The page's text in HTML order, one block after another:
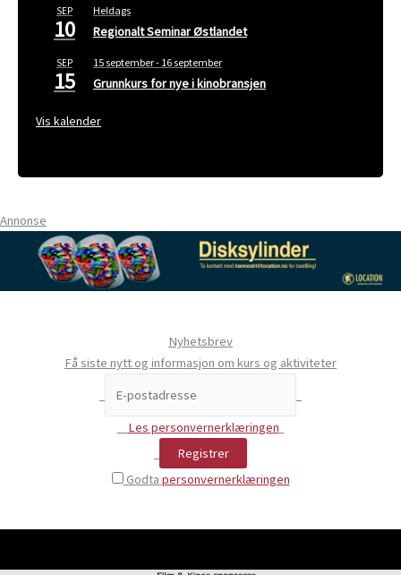
SEP
10
Heldags
Regionalt Seminar Østlandet
SEP
15
15 september- 16 september
Grunnkurs for nye i kinobransjen
Vis kalender
Annonse
Nyhetsbrev
Få siste nytt og informasjon om kurs og aktiviteter
Les personvernerklæringen
Godta personvernerklæringen